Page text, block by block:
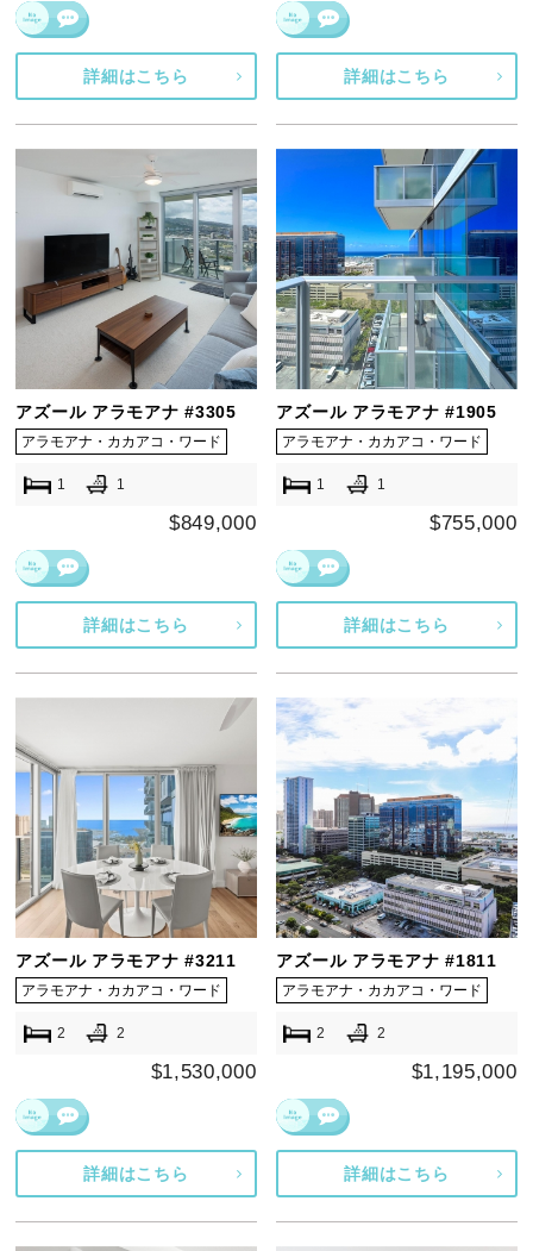
詳細はこちら 詳細はこちら
アズール アラモアナ #3305
アラモアナ・カカアコ・ワード
1 1
$849,000
詳細はこちら
アズール アラモアナ #1905
アラモアナ・カカアコ・ワード
1 1
$755,000
詳細はこちら
アズール アラモアナ #3211
アラモアナ・カカアコ・ワード
2 2
$1,530,000
詳細はこちら
アズール アラモアナ #1811
アラモアナ・カカアコ・ワード
2 2
$1,195,000
詳細はこちら